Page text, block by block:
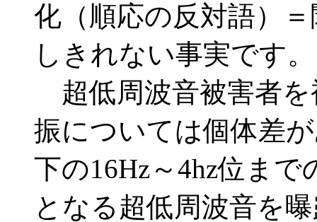
化（順応の反対語）
しきれない事実です。
超低周波音被害者を
振については個体差
下の16Hz～4hz位ま
となる超低周波音を